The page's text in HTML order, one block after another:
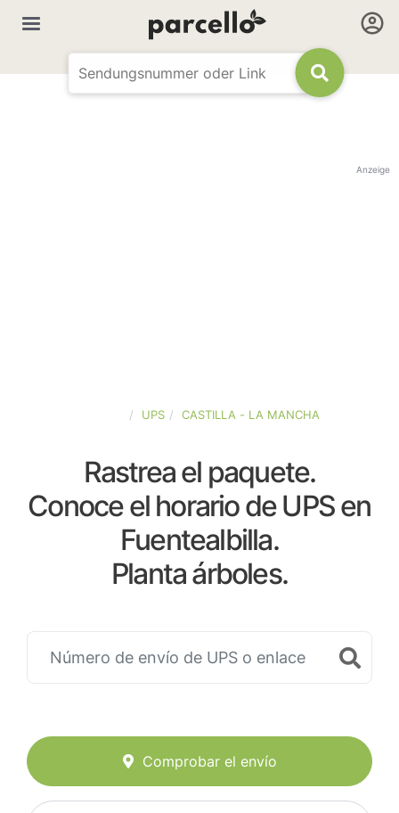
Anzeige
UPS CASTILLA - LA MANCHA
Rastrea el paquete.
Conoce el horario de UPS en
Fuentealbilla.
Planta árboles.
Comprobar el envío